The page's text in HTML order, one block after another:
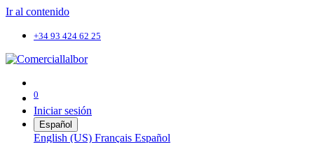
Ir al contenido
+34 93 424 62 25
0
Iniciar sesión
Español
English (US) Français Español